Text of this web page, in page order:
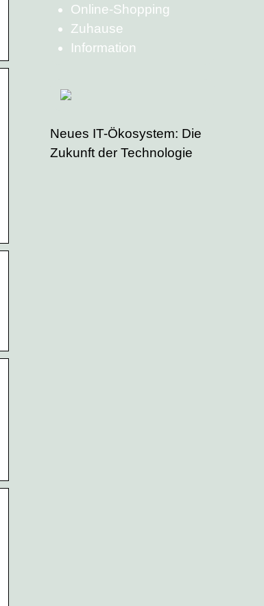
Online-Shopping
Zuhause
Information
Neues IT-Ökosystem: Die
Zukunft der Technologie